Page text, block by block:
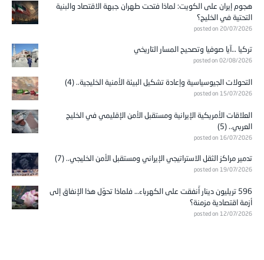
هجوم إيران على الكويت: لماذا فتحت طهران جبهة الاقتصاد والبنية
التحتية في الخليج؟
posted on 20/07/2026
تركيا …آيا صوفيا وتصحيح المسار التاريخي
posted on 02/08/2026
التحولات الجيوسياسية وإعادة تشكيل البيئة الأمنية الخليجية.. (4)
posted on 15/07/2026
العلاقات الأمريكية الإيرانية ومستقبل الأمن الإقليمي في الخليج
العربي.. (5)
posted on 16/07/2026
تدمير مراكز الثقل الاستراتيجي الإيراني ومستقبل الأمن الخليجي.. (7)
posted on 19/07/2026
596 تريليون دينار أُنفقت على الكهرباء… فلماذا تحوّل هذا الإنفاق إلى
أزمة اقتصادية مزمنة؟
posted on 12/07/2026